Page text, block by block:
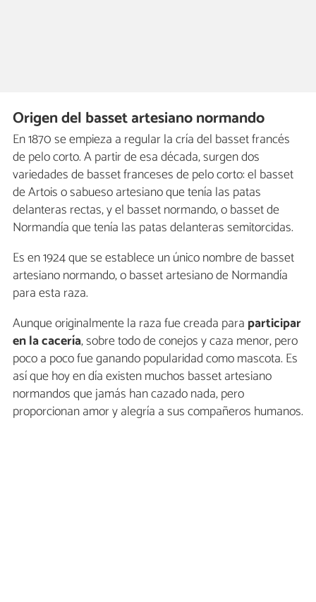
Origen del basset artesiano normando
En 1870 se empieza a regular la cría del basset francés
de pelo corto. A partir de esa década, surgen dos
variedades de basset franceses de pelo corto: el basset
de Artois o sabueso artesiano que tenía las patas
delanteras rectas, y el basset normando, o basset de
Normandía que tenía las patas delanteras semitorcidas.
Es en 1924 que se establece un único nombre de basset
artesiano normando, o basset artesiano de Normandía
para esta raza.
Aunque originalmente la raza fue creada para participar
en la cacería, sobre todo de conejos y caza menor, pero
poco a poco fue ganando popularidad como mascota. Es
así que hoy en día existen muchos basset artesiano
normandos que jamás han cazado nada, pero
proporcionan amor y alegría a sus compañeros humanos.